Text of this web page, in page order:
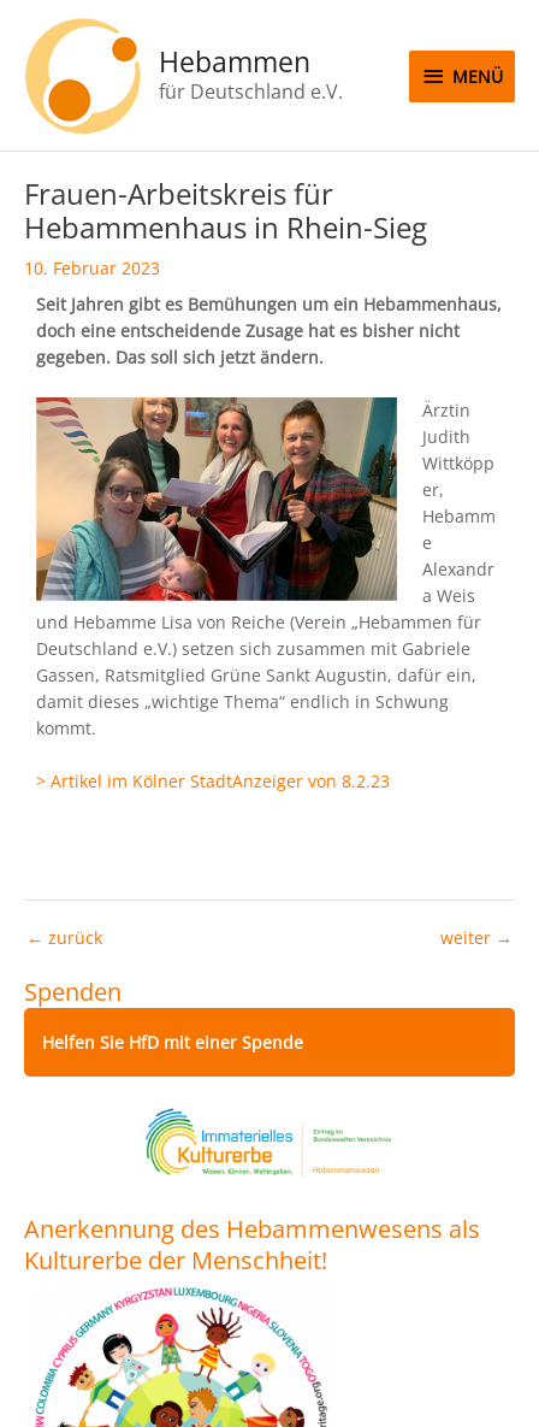
Inhalt
springen
Hebammen
für Deutschland e.V.
MENÜ
Frauen-Arbeitskreis für
Hebammenhaus in Rhein-Sieg
10. Februar 2023
Seit Jahren gibt es Bemühungen um ein Hebammenhaus,
doch eine entscheidende Zusage hat es bisher nicht
gegeben. Das soll sich jetzt ändern.
Ärztin
Judith
Wittköpp
er,
Hebamm
e
Alexandr
a Weis
und Hebamme Lisa von Reiche (Verein „Hebammen für
Deutschland e.V.) setzen sich zusammen mit Gabriele
Gassen, Ratsmitglied Grüne Sankt Augustin, dafür ein,
damit dieses „wichtige Thema“ endlich in Schwung
kommt.
> Artikel im Kölner StadtAnzeiger von 8.2.23
← zurück weiter →
Spenden
Helfen Sie HfD mit einer Spende
Anerkennung des Hebammenwesens als
Kulturerbe der Menschheit!